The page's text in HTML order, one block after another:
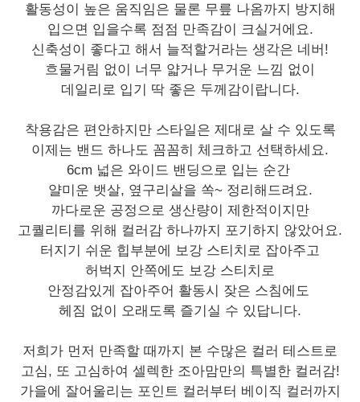
활동성이 높은 움직임은 물론 무릎 나옴까지 방지해
입으면 입을수록 점점 만족감이 크실거에요.
신축성이 좋다고 해서 늘적할거라는 생각은 네버!
흐물거림 없이 너무 얇거나 무거운 느낌 없이
데일리로 입기 딱 좋은 두께감이랍니다.
착용감은 편안하지만 스타일은 제대로 살 수 있도록
이제는 밴드 하나도 꼼꼼히 체크하고 선택하세요.
6cm 넓은 와이드 밴딩으로 입는 순간
얄미운 뱃살, 옆구리살을 쏙~ 정리해드려요.
까다로운 공정으로 생산량이 제한적이지만
고퀄리티를 위해 컬러감 하나까지 포기하지 않았어요.
터지기 쉬운 힙부분에 보강 스티치로 잡아주고
허벅지 안쪽에도 보강 스티치로
안정감있게 잡아주어 활동시 잦은 스침에도
헤짐 없이 오래도록 즐기실 수 있답니다.
저희가 먼저 만족할 때까지 본 수많은 컬러 테스트로
고심, 또 고심하여 셀렉한 조아맘만의 특별한 컬러감!
가을에 잘어울리는 포인트 컬러부터 베이직 컬러까지